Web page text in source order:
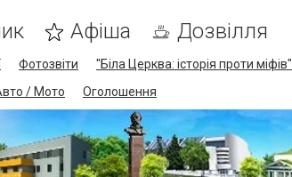
Афіша Дозвілля
Фотозвіти "Біла Церква: історія проти міфів"
/ Мото Оголошення